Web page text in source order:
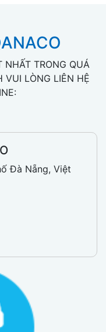
TRONG QUÁ
VUI LÒNG LIÊN HỆ
Đà Nẵng, Việt